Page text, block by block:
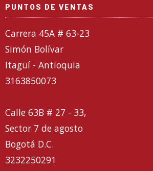
PUNTOS DE VENTAS
Carrera 45A # 63-23
Simón Bolívar
Itagüí - Antioquia
3163850073
Calle 63B # 27 - 33,
Sector 7 de agosto
Bogotá D.C.
3232250291